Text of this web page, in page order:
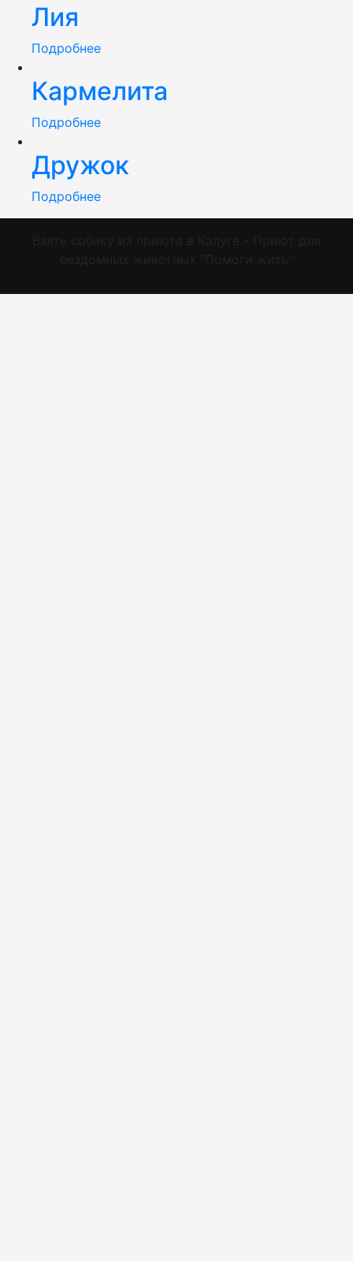
Лия
Подробнее
Кармелита
Подробнее
Дружок
Подробнее
Взять собаку из приюта в Калуге - Приют для
бездомных животных "Помоги жить"